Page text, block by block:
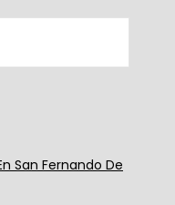
San Fernando De